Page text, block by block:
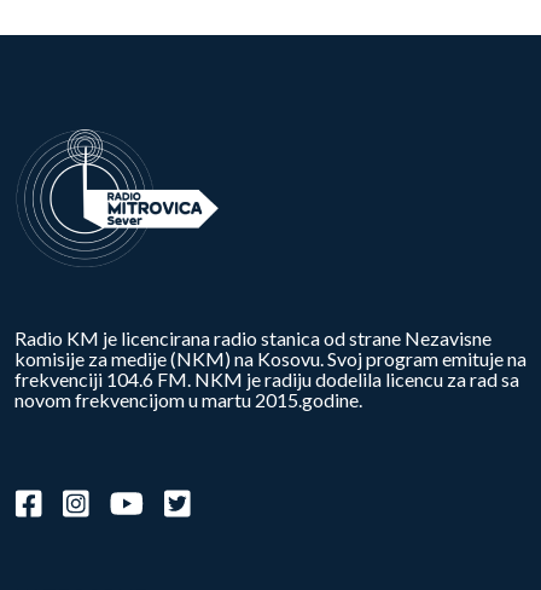
Radio KM je licencirana radio stanica od strane Nezavisne
komisije za medije (NKM) na Kosovu. Svoj program emituje na
frekvenciji 104.6 FM. NKM je radiju dodelila licencu za rad sa
novom frekvencijom u martu 2015.godine.